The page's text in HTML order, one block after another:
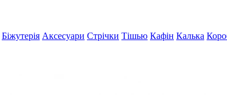
Біжутерія Аксесуари Стрiчки Тішью Кафін Калька